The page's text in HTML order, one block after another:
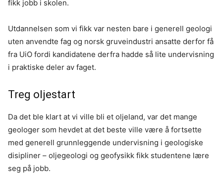
fikk jobb i skolen.
Utdannelsen som vi fikk var nesten bare i generell geologi
uten anvendte fag og norsk gruveindustri ansatte derfor få
fra UiO fordi kandidatene derfra hadde så lite undervisning
i praktiske deler av faget.
Treg oljestart
Da det ble klart at vi ville bli et oljeland, var det mange
geologer som hevdet at det beste ville være å fortsette
med generell grunnleggende undervisning i geologiske
disipliner – oljegeologi og geofysikk fikk studentene lære
seg på jobb.